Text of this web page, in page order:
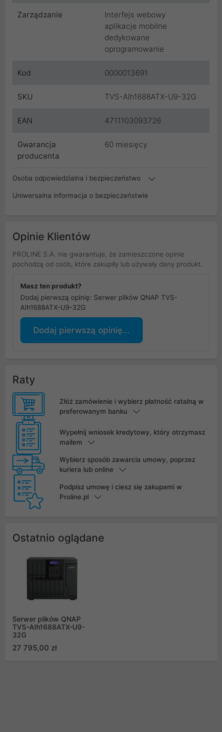
Zarządzanie
Interfejs webowy
aplikacje mobilne
dedykowane
oprogramowanie
Kod 0000013691
SKU TVS-AIh1688ATX-U9-32G
EAN 4711103093726
Gwarancja
producenta
60 miesięcy
Osoba odpowiedzialna i bezpieczeństwo
Uniwersalna informacja o bezpieczeństwie
Opinie Klientów
PROLINE S.A. nie gwarantuje, że zamieszczone opinie
pochodzą od osób, które zakupiły lub używały dany produkt.
Masz ten produkt?
Dodaj pierwszą opinię: Serwer plików QNAP TVS-
AIh1688ATX-U9-32G
Dodaj pierwszą opinię...
Raty
Złóż zamówienie i wybierz płatność ratalną w
preferowanym banku
Wypełnij wniosek kredytowy, który otrzymasz
mailem
Wybierz sposób zawarcia umowy, poprzez
kuriera lub online
Podpisz umowę i ciesz się zakupami w
Proline.pl
Ostatnio oglądane
Serwer plików QNAP
TVS-AIh1688ATX-U9-
32G
27 795,00 zł